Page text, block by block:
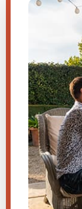
cookies
Une
Nous
lundi au
04 66
(prix